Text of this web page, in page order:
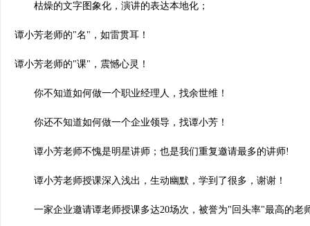
枯燥的文字图象化，演讲的表达本地化；
谭小芳老师的"名"，如雷贯耳！
谭小芳老师的"课"，震憾心灵！
你不知道如何做一个职业经理人，找余世维！
你还不知道如何做一个企业领导，找谭小芳！
谭小芳老师不愧是明星讲师；也是我们重复邀请最多的讲师!
谭小芳老师授课深入浅出，生动幽默，学到了很多，谢谢！
一家企业邀请谭老师授课多达20场次，被誉为"回头率"最高的老